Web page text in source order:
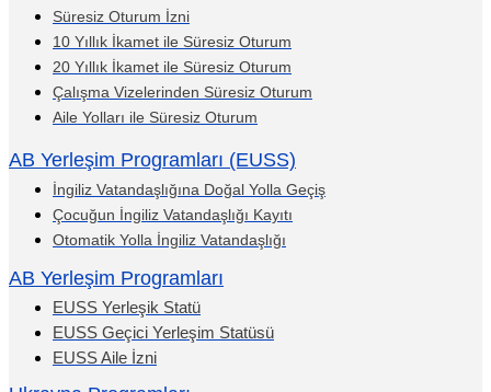
Süresiz Oturum İzni
10 Yıllık İkamet ile Süresiz Oturum
20 Yıllık İkamet ile Süresiz Oturum
Çalışma Vizelerinden Süresiz Oturum
Aile Yolları ile Süresiz Oturum
AB Yerleşim Programları (EUSS)
İngiliz Vatandaşlığına Doğal Yolla Geçiş
Çocuğun İngiliz Vatandaşlığı Kayıtı
Otomatik Yolla İngiliz Vatandaşlığı
AB Yerleşim Programları
EUSS Yerleşik Statü
EUSS Geçici Yerleşim Statüsü
EUSS Aile İzni